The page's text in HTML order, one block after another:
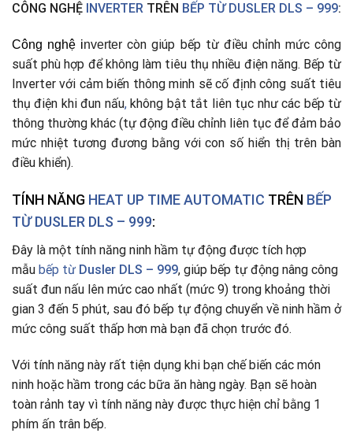
CÔNG NGHỆ INVERTER TRÊN BẾP TỪ DUSLER DLS – 999:
Công nghệ inverter còn giúp bếp từ điều chỉnh mức công
suất phù hợp để không làm tiêu thụ nhiều điện năng. Bếp từ
Inverter với cảm biến thông minh sẽ cố định công suất tiêu
thụ điện khi đun nấu,không bật tắt liên tục như các bếp từ
thông thường khác (tự động điều chỉnh liên tục để đảm bảo
mức nhiệt tương đương bằng với con số hiển thị trên bàn
điều khiển).
TÍNH NĂNG HEAT UP TIME AUTOMATIC TRÊN BẾP
TỪ DUSLER DLS – 999:
Đây là một tính năng ninh hầm tự động được tích hợp
mẫu bếp từ Dusler DLS – 999, giúp bếp tự động nâng công
suất đun nấu lên mức cao nhất (mức 9) trong khoảng thời
gian 3 đến 5 phút, sau đó bếp tự động chuyển về ninh hầm ở
mức công suất thấp hơn mà bạn đã chọn trước đó.
Với tính năng này rất tiện dụng khi bạn chế biến các món
ninh hoặc hầm trong các bữa ăn hàng ngày. Bạn sẽ hoàn
toàn rảnh tay vì tính năng này được thực hiện chỉ bằng 1
phím ấn trân bếp.